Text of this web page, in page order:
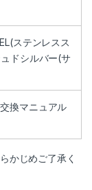
ステンレスス
ドシルバー(サ
換マニュアル
かじめご了承く